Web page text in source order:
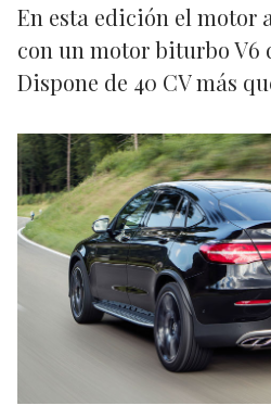
En esta edición el motor
con un motor biturbo V6
Dispone de 40 CV más